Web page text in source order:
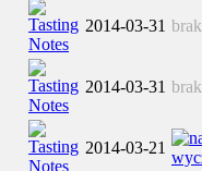
2014-03-31 brak
2014-03-31 brak
2014-03-21